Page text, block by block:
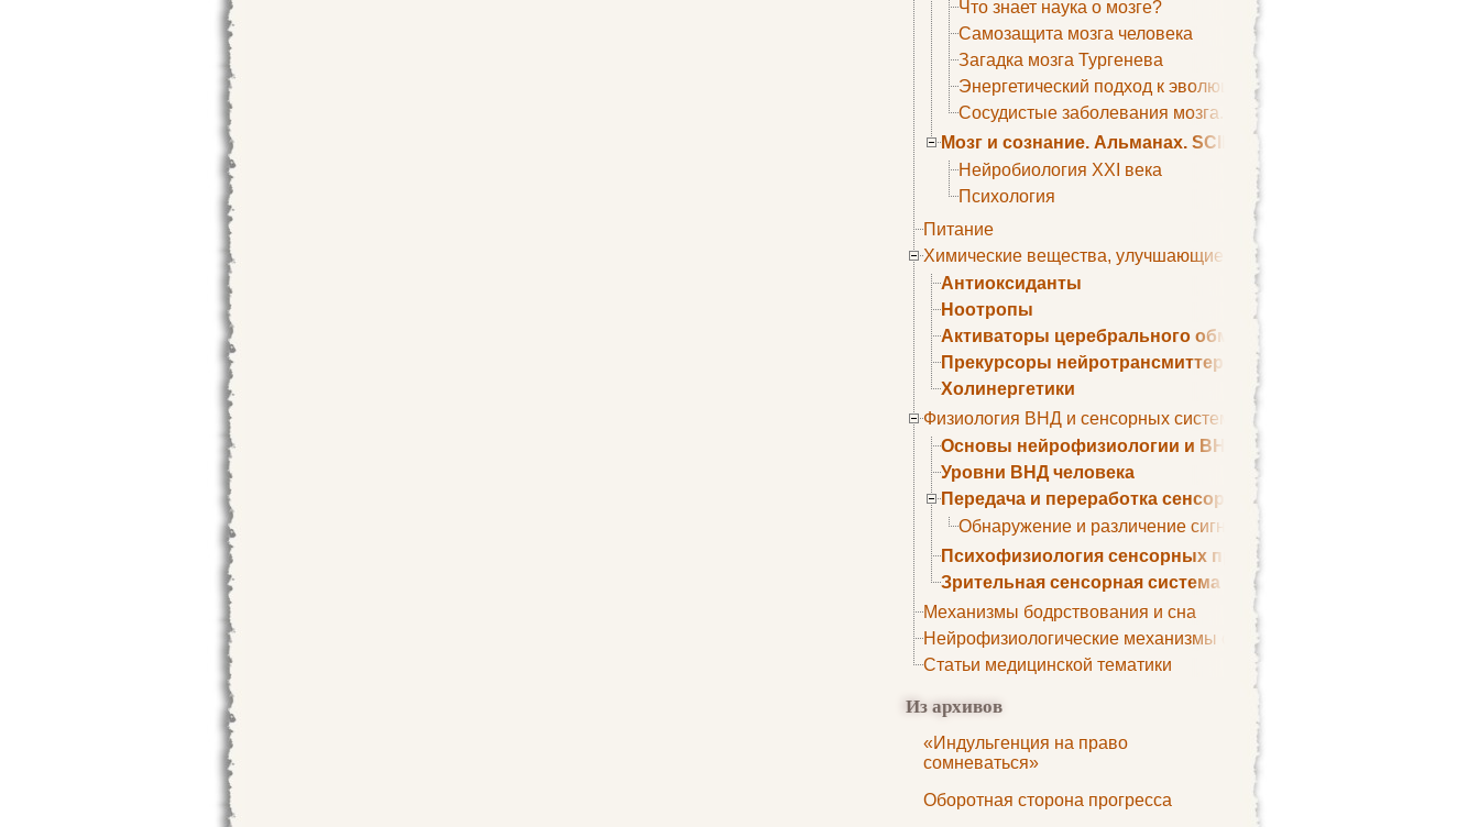
Что знает наука о мозге?
Самозащита мозга человека
Загадка мозга Тургенева
Энергетический подход к эволюции мозга
Сосудистые заболевания мозга. Все может начаться с
Мозг и сознание. Альманах. SCIENTIFIC AMERICAN
Нейробиология XXI века
Психология
Питание
Химические вещества, улучшающие умственные способности
Антиоксиданты
Ноотропы
Активаторы церебрального обмена веществ
Прекурсоры нейротрансмиттеров
Холинергетики
Физиология ВНД и сенсорных систем
Основы нейрофизиологии и ВНД
Уровни ВНД человека
Передача и переработка сенсорных сигналов
Обнаружение и различение сигналов. Сенсорная рецепция
Психофизиология сенсорных процессов
Зрительная сенсорная система
Механизмы бодрствования и сна
Нейрофизиологические механизмы сна
Статьи медицинской тематики
Из архивов
«Индульгенция на право
сомневаться»
Оборотная сторона прогресса